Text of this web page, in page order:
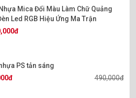
2 CHIỀU - KÍNH HAI CHIỀU Ở ĐÂU?
gương 2 chiều hay còn được gọi là
( Mica trong 50% hay xuyên sáng 1
liên hệ Công Ty Minh Phúc để được tư
ra Minh Phúc cung cấp tương đối
Mica Acrylic PMMA như: Mica Đài
màu, Mica màu đục, Mica xuyên
ống, tấm nhựa dẫn sáng, tấm nhựa tản
Mica Đổi Màu Làm Chữ Quảng
Led RGB Hiệu Ứng Ma Trận
PS tản sáng
490,000đ